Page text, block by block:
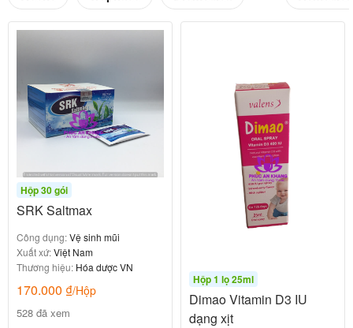
Hộp 30 gói
SRK Saltmax
Công dụng:Vệ sinh mũi
Xuất xứ:Việt Nam
Thương hiệu: Hóa dược VN
170.000 ₫/Hộp
528 đã xem
Hộp 1 lọ 25ml
Dimao Vitamin D3 IU
dạng xịt